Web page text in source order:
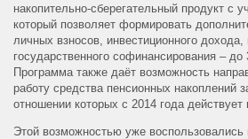
накопительно-сберегательный продукт с
который позволяет формировать
личных взносов, инвестиционного дохода,
государственного софинансирования – до
Программа также даёт возможность
работу средства пенсионных накоплений
отношении которых с 2014 года действует
Этой возможностью уже воспользовались